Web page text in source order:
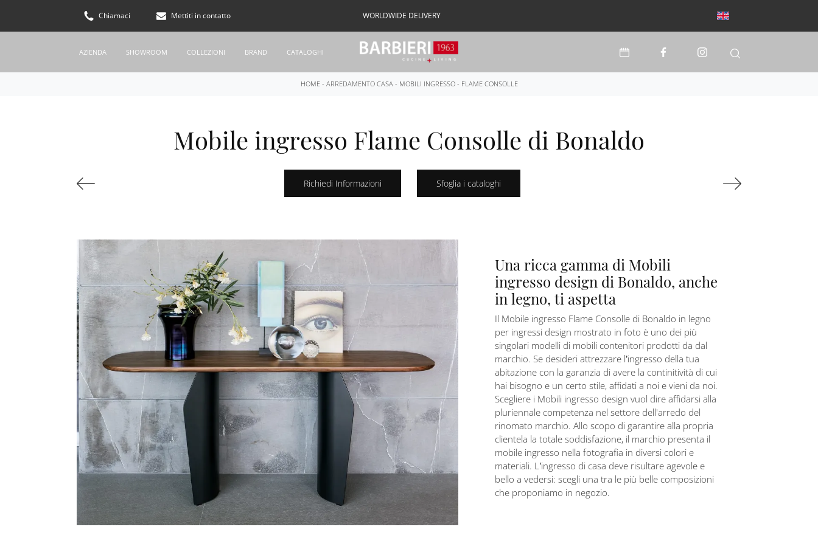
Chiamaci Mettiti in contatto WORLDWIDE DELIVERY
AZIENDA SHOWROOM COLLEZIONI BRAND CATALOGHI
HOME- ARREDAMENTO CASA- MOBILI INGRESSO - FLAME CONSOLLE
Mobile ingresso Flame Consolle di Bonaldo
Richiedi Informazioni Sfoglia i cataloghi
Una ricca gamma di Mobili
ingresso design di Bonaldo, anche
in legno, ti aspetta
Il Mobile ingresso Flame Consolle di Bonaldo in legno
per ingressi design mostrato in foto è uno dei più
singolari modelli di mobili contenitori prodotti da dal
marchio. Se desideri attrezzare l’ingresso della tua
abitazione con la garanzia di avere la continitività di cui
hai bisogno e un certo stile, affidati a noi e vieni da noi.
Scegliere i Mobili ingresso design vuol dire affidarsi alla
pluriennale competenza nel settore dell'arredo del
rinomato marchio. Allo scopo di garantire alla propria
clientela la totale soddisfazione, il marchio presenta il
mobile ingresso nella fotografia in diversi colori e
materiali. L’ingresso di casa deve risultare agevole e
bello a vedersi: scegli una tra le più belle composizioni
che proponiamo in negozio.